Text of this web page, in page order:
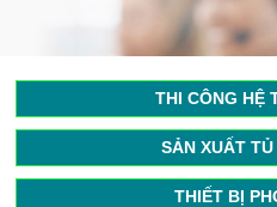
THI CÔNG HỆ
SẢN XUẤT
THIẾT BỊ